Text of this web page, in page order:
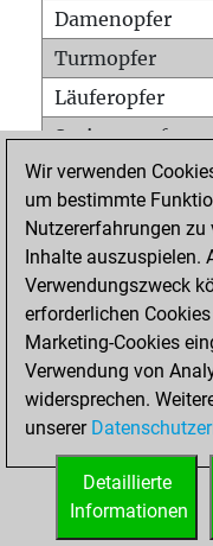
Damenopfer
Turmopfer
Läuferopfer
Springeropfer
Bauernopfer
Matt auf vollem
Bauer setzt Matt
Erstickte Matts
Türme auf der
STARTSEITE
Wir verwenden
um bestimmte
Nutzererfahrungen zu
Inhalte auszuspielen.
Verwendungszweck
erforderlichen
Marketing-Cookies
Verwendung von
widersprechen.
unserer
Detaillierte
Informationen